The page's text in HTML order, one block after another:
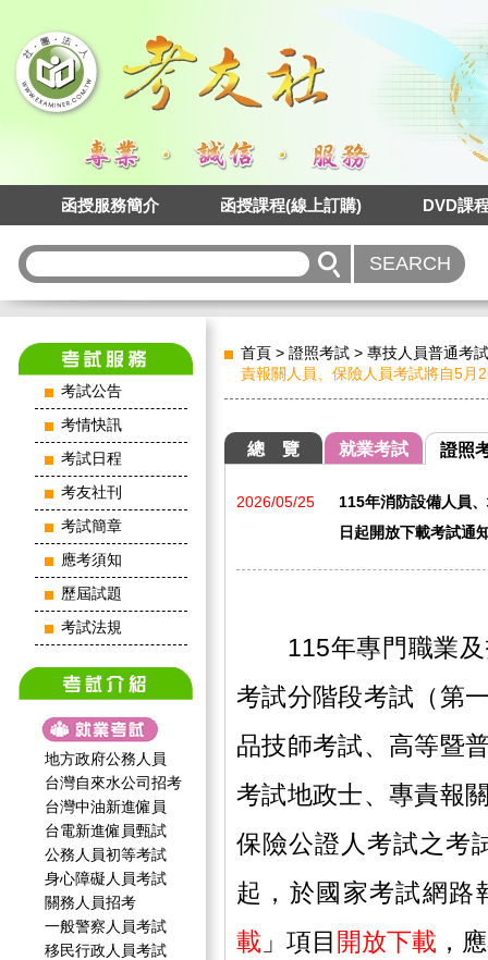
函授服務簡介 函授課程(線上訂購) DVD課
考試公告
考情快訊
考試日程
考友社刊
考試簡章
應考須知
歷屆試題
考試法規
地方政府公務人員
台灣自來水公司招考
台灣中油新進僱員
台電新進僱員甄試
公務人員初等考試
身心障礙人員考試
關務人員招考
一般警察人員考試
移民行政人員考試
首頁 > 證照考試 > 專技人員普通考試
責報關人員、保險人員考試將自5月
總 覽 就業考試 證照
2026/05/25
115年消防設備人員
日起開放下載考試通
115年專門職業及
考試分階段考試（第
品技師考試、高等暨
考試地政士、專責報
保險公證人考試之考
起，於國家考試網路
載 」項目 開放下載 ，